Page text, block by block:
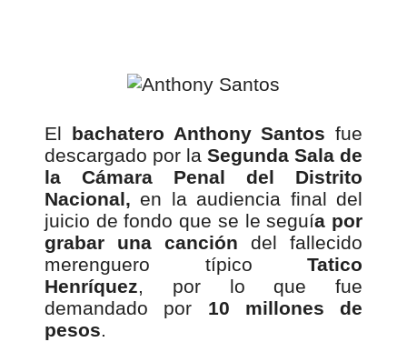
El bachatero Anthony Santos fue
descargado por la Segunda Sala de
la Cámara Penal del Distrito
Nacional, en la audiencia final del
juicio de fondo que se le seguía por
grabar una canción del fallecido
merenguero típico Tatico
Henríquez, por lo que fue
demandado por 10 millones de
pesos.